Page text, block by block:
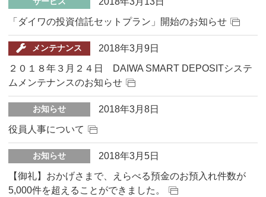
「ダイワの投資信託セットプラン」開始のお知らせ
メンテナンス
2018年3月9日
２０１８年３月２４日 DAIWA SMART DEPOSITシステ
ムメンテナンスのお知らせ
お知らせ
2018年3月8日
役員人事について
お知らせ
2018年3月5日
【御礼】おかげさまで、えらべる預金のお預入れ件数が
5,000件を超えることができました。